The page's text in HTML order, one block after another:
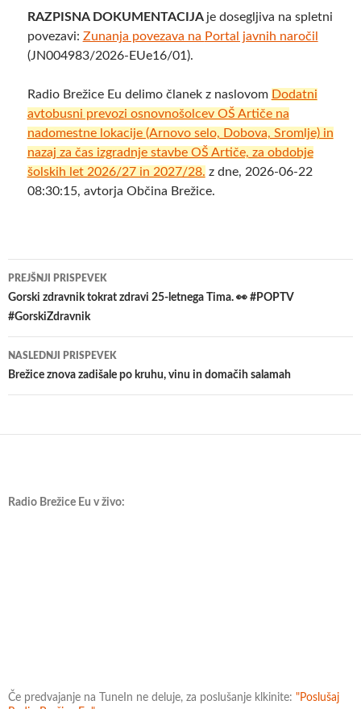
RAZPISNA DOKUMENTACIJA je dosegljiva na spletni
povezavi: Zunanja povezava na Portal javnih naročil
(JN004983/2026-EUe16/01).
Radio Brežice Eu delimo članek z naslovom Dodatni
avtobusni prevozi osnovnošolcev OŠ Artiče na
nadomestne lokacije (Arnovo selo, Dobova, Sromlje) in
nazaj za čas izgradnje stavbe OŠ Artiče, za obdobje
šolskih let 2026/27 in 2027/28. z dne, 2026-06-22
08:30:15, avtorja Občina Brežice.
Krmarjenje
po
PREJŠNJI PRISPEVEK
Gorski zdravnik tokrat zdravi 25-letnega Tima. 👀 #POPTV
#GorskiZdravnik
NASLEDNJI PRISPEVEK
Brežice znova zadišale po kruhu, vinu in domačih salamah
Radio Brežice Eu v živo:
Če predvajanje na TuneIn ne deluje, za poslušanje klkinite: "Poslušaj